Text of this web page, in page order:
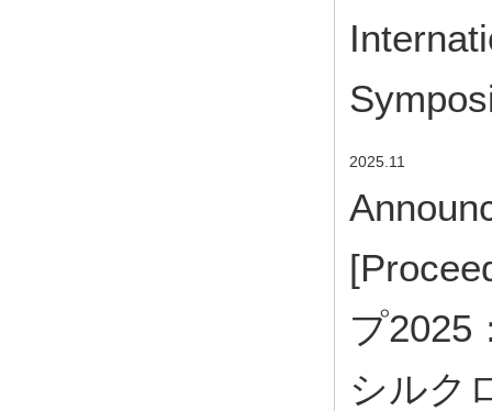
2025.11
プ2025
シルク